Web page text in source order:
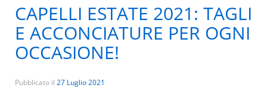
CAPELLI ESTATE 2021: TAGLI
E ACCONCIATURE PER OGNI
OCCASIONE!
Pubblicato il 27 Luglio 2021